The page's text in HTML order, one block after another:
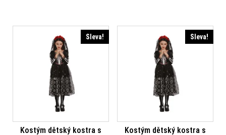
Sleva!
Kostým dětský kostra s
Sleva!
Kostým dětský kostra s